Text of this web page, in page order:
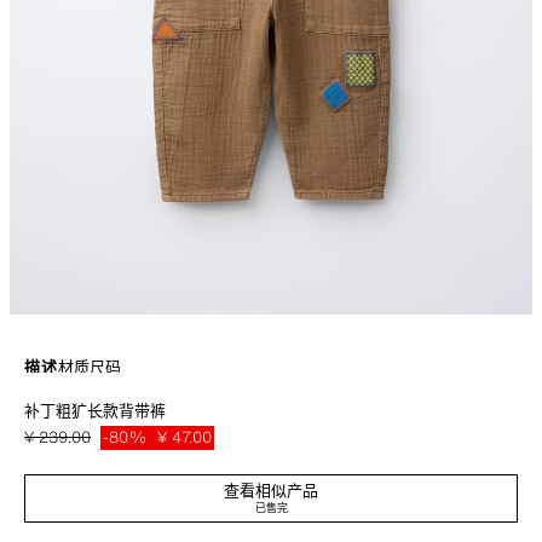
描述材质尺码
圆领无袖长款背带裤。过肩处饰有纽扣搭扣。胸口袋式前口袋。饰有补丁。
浅棕色 4441/717/730
补丁粗犷长款背带裤
¥ 239.00 -80% ¥ 47.00
查看相似产品
已售完
¥